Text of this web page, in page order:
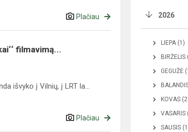
Plačiau
filmavimą...
išvyko į Vilnių, į LRT la...
Plačiau
2026
LIEPA (1)
BIRŽELIS
GEGUŽĖ
KOVAS
VASARIS
SAUSIS